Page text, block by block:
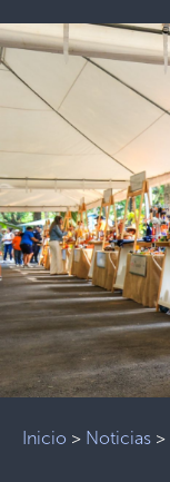
Inicio > Noticias >